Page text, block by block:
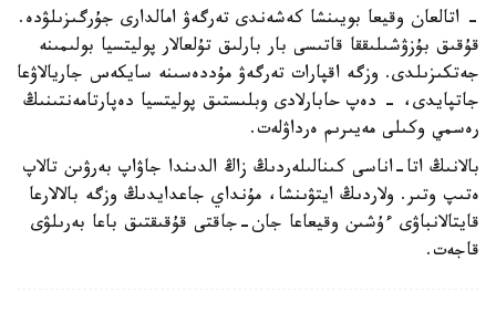
- اتالعان وقيعا بويىنشا كەشەندى تەرگەۋ امالدارى جۇرگىزىلۋدە.
قۇقىق بۇزۋشىلىققا قاتىسى بار بارلىق تۇلعالار پوليتسيا بولىمىنە
جەتكىزىلدى. وزگە اقپارات تەرگەۋ مۇددەسىنە سايكەس جاريالاۋعا
جاتپايدى، - دەپ حابارلادى وبلىستىق پوليتسيا دەپارتامەنتىنىڭ
رەسمي وكىلى مەيىرىم ەرداۋلەت.
بالانىڭ اتا-اناسى كىنالىلەردىڭ زاڭ الدىندا جاۋاپ بەرۋىن تالاپ
ەتىپ وتىر. ولاردىڭ ايتۋىنشا، مۇنداي جاعدايدىڭ وزگە بالالارعا
قايتالانباۋى ءۇشىن وقيعاعا جان-جاقتى قۇقىقتىق باعا بەرىلۋى
قاجەت.